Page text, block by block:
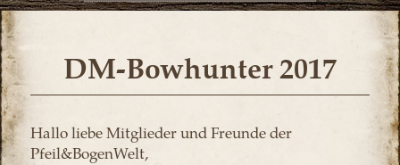
DM-Bowhunter 2017
Hallo liebe Mitglieder und Freunde der
Pfeil&BogenWelt,